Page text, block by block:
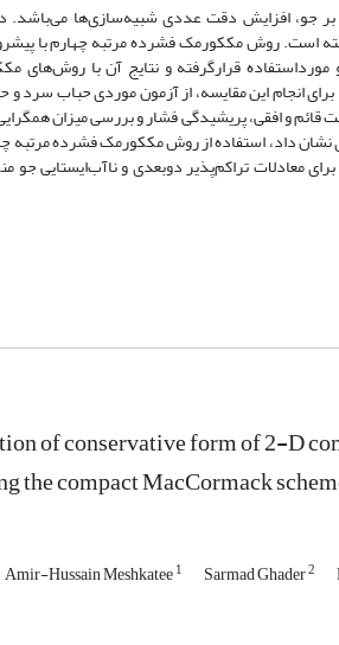
بر جو، افزایش دقت عددی شبیه‌سازی‌ها
است. روش مککورمک فشرده مرتبه چهارم با
قرارگرفته و نتایج آن با روش‌های
انجام این مقایسه، از آزمون موردی حباب سرد
و افقی، پریشیدگی فشار و بررسی میزان
داد، استفاده از روش مککورمک فشرده مرتبه
تراکم‌پذیر دوبعدی و ناآب‌ایستایی جو
of conservative form of 2-D
the compact MacCormack
Amir-Hussain Meshkatee1 Sarmad Ghader2